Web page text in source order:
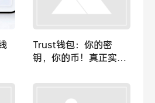
Trust钱包：你的密
钥，你的币！真正实现
捷通往Web3世界